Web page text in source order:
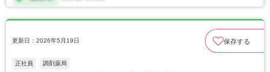
更新日：2026年5月19日 保存する
正社員 調剤薬局